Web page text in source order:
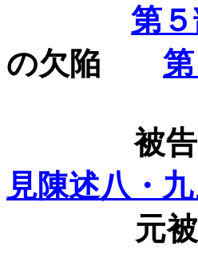
第
の欠陥
被告人
見陳述八・九
元被告